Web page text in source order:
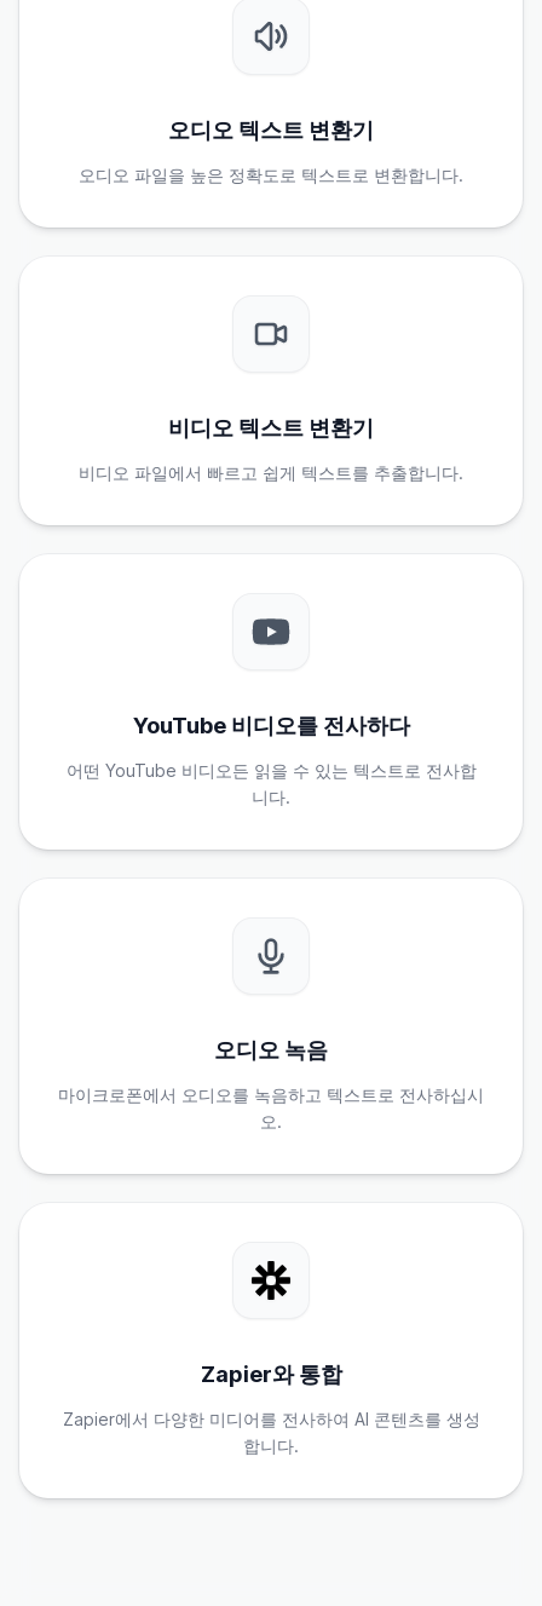
오디오 텍스트 변환기
오디오 파일을 높은 정확도로 텍스트로 변환합니다.
비디오 텍스트 변환기
비디오 파일에서 빠르고 쉽게 텍스트를 추출합니다.
YouTube 비디오를 전사하다
어떤 YouTube 비디오든 읽을 수 있는 텍스트로 전사합
니다.
오디오 녹음
마이크로폰에서 오디오를 녹음하고 텍스트로 전사하십시
오.
Zapier와 통합
Zapier에서 다양한 미디어를 전사하여 AI 콘텐츠를 생성
합니다.